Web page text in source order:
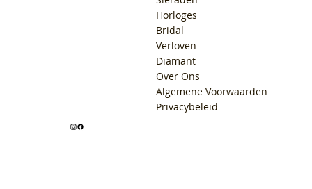
Horloges
Bridal
Verloven
Diamant
Over Ons
Algemene Voorwaarden
Privacybeleid